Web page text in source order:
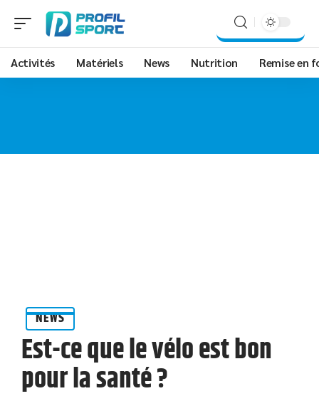
Activités Matériels News Nutrition Remise en
NEWS
Est-ce que le vélo est bon
pour la santé ?